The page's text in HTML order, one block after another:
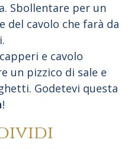
Sbollentare per un
cavolo che farà da
e cavolo
un pizzico di sale e
Godetevi questa
!